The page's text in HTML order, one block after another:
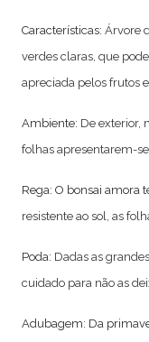
Características: Árvore
verdes claras, que
apreciada pelos frutos
Ambiente: De exterior,
folhas apresentarem-
Rega: O bonsai amora t
resistente ao sol, as
Poda: Dadas as
cuidado para não as
Adubagem: Da